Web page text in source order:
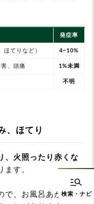
発症率
ほてりなど） 4~10%
、頭痛 1%未満
不明
、ほてり
、火照ったり赤くな
ます。
で、お風呂あがり